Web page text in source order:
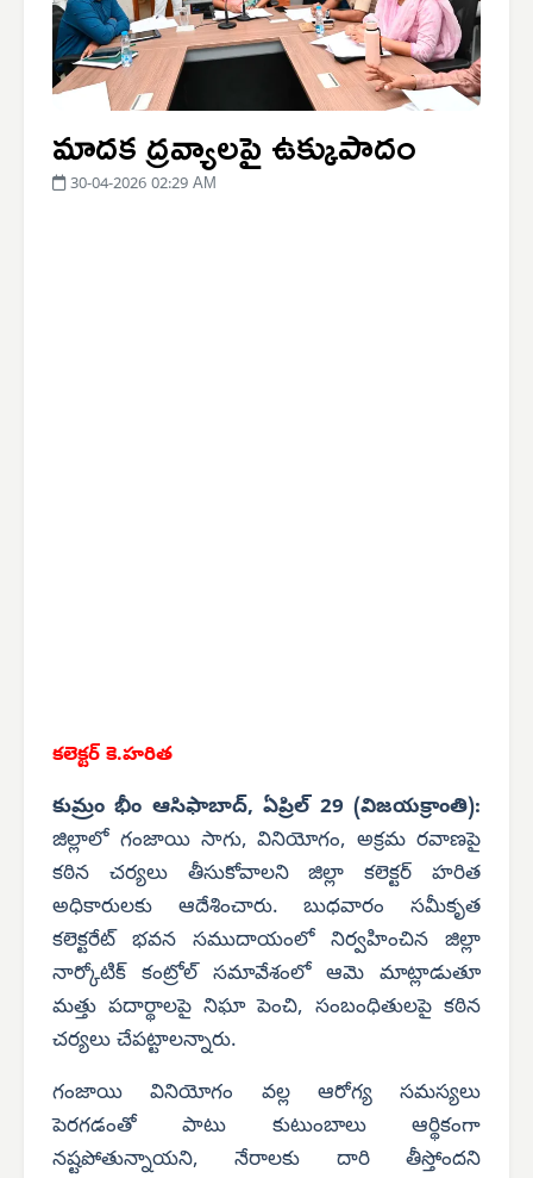
మాదక ద్రవ్యాలపై ఉక్కుపాదం
30-04-2026 02:29 AM
కలెక్టర్ కె.హరిత
కుమ్రం భీం ఆసిఫాబాద్, ఏప్రిల్ 29 (విజయక్రాంతి):
జిల్లాలో గంజాయి సాగు, వినియోగం, అక్రమ రవాణపై
కఠిన చర్యలు తీసుకోవాలని జిల్లా కలెక్టర్ హరిత
అధికారులకు ఆదేశించారు. బుధవారం సమీకృత
కలెక్టరేట్ భవన సముదాయంలో నిర్వహించిన జిల్లా
నార్కోటిక్ కంట్రోల్ సమావేశంలో ఆమె మాట్లాడుతూ
మత్తు పదార్థాలపై నిఘా పెంచి, సంబంధితులపై కఠిన
చర్యలు చేపట్టాలన్నారు.
గంజాయి వినియోగం వల్ల ఆరోగ్య సమస్యలు
పెరగడంతో పాటు కుటుంబాలు ఆర్థికంగా
నష్టపోతున్నాయని, నేరాలకు దారి తీస్తోందని